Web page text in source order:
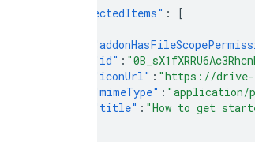
"selectedItems" :
[
"id" :
"iconUrl" : "https://drive-
"mimeType" : "application/
"title" : "How to get